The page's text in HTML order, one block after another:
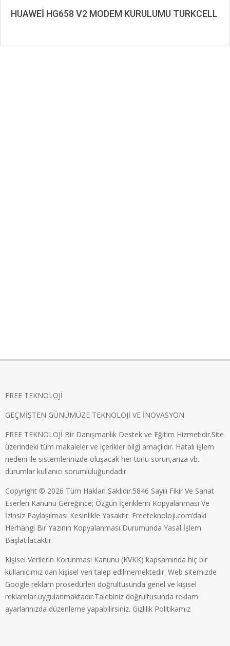
HUAWEİ HG658 V2 MODEM KURULUMU TURKCELL
FREE TEKNOLOJİ
GEÇMİŞTEN GÜNÜMÜZE TEKNOLOJİ VE İNOVASYON
FREE TEKNOLOJİ Bir Danışmanlık Destek ve Eğitim Hizmetidir.Site
üzerindeki tüm makaleler ve içerikler bilgi amaçlıdır. Hatalı işlem
nedeni ile sistemlerinizde oluşacak her türlü sorun,arıza vb..
durumlar kullanıcı sorumluluğundadır.
Copyright © 2026 Tüm Hakları Saklıdır.5846 Sayılı Fikir Ve Sanat
Eserleri Kanunu Gereğince; Özgün İçeriklerin Kopyalanması Ve
İzinsiz Paylaşılması Kesinlikle Yasaktır. Freeteknoloji.com’daki
Herhangi Bir Yazının Kopyalanması Durumunda Yasal İşlem
Başlatılacaktır.
Kişisel Verilerin Korunması Kanunu (KVKK) kapsamında hiç bir
kullanıcımız dan kişisel veri talep edilmemektedir. Web sitemizde
Google reklam prosedürleri doğrultusunda genel ve kişisel
reklamlar uygulanmaktadır.Talebiniz doğrultusunda reklam
ayarlarınızda düzenleme yapabilirsiniz. Gizlilik Politikamız